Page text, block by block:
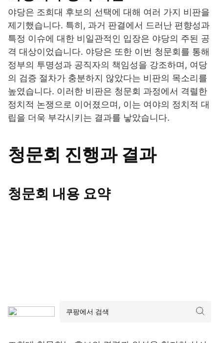
야당은 조희대 후보의 선택에 대해 여러 가지 비판을
제기했습니다. 특히, 과거 판결에서 드러난 편향성과
특정 이슈에 대한 비일관적인 입장은 야당의 주된 공
격 대상이었습니다. 야당은 또한 이번 청문회를 통해
정부의 투명성과 공직자의 책임성을 강조하며, 여당
의 검증 절차가 충분하지 않았다는 비판의 목소리를
높였습니다. 이러한 비판은 청문회 과정에서 격렬한
정치적 논쟁으로 이어졌으며, 이는 여야의 정치적 대
립을 더욱 부각시키는 결과를 낳았습니다.
청문회 진행과 결과
청문회 내용 요약